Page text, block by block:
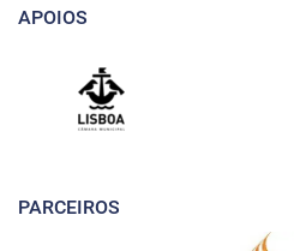
APOIOS
PARCEIROS